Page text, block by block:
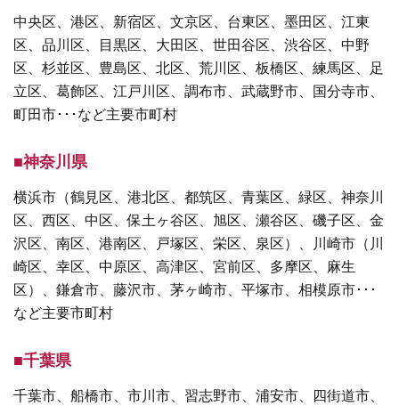
中央区、港区、新宿区、文京区、台東区、墨田区、江東
区、品川区、目黒区、大田区、世田谷区、渋谷区、中野
区、杉並区、豊島区、北区、荒川区、板橋区、練馬区、足
立区、葛飾区、江戸川区、調布市、武蔵野市、国分寺市、
町田市･･･など主要市町村
■神奈川県
横浜市（鶴見区、港北区、都筑区、青葉区、緑区、神奈川
区、西区、中区、保土ヶ谷区、旭区、瀬谷区、磯子区、金
沢区、南区、港南区、戸塚区、栄区、泉区）、川崎市（川
崎区、幸区、中原区、高津区、宮前区、多摩区、麻生
区）、鎌倉市、藤沢市、茅ヶ崎市、平塚市、相模原市･･･
など主要市町村
■千葉県
千葉市、船橋市、市川市、習志野市、浦安市、四街道市、